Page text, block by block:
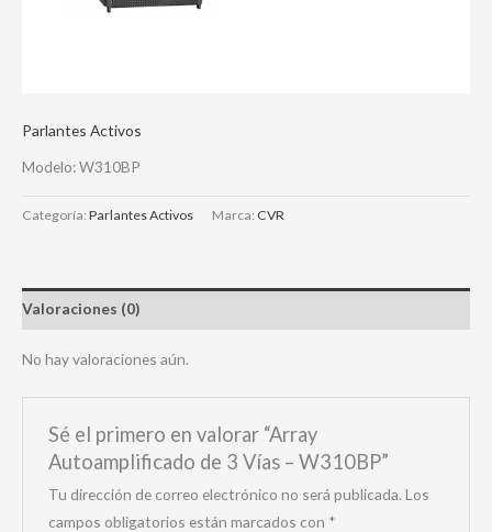
Parlantes Activos
Modelo: W310BP
Categoría: Parlantes Activos Marca: CVR
Valoraciones (0)
No hay valoraciones aún.
Sé el primero en valorar “Array
Autoamplificado de 3 Vías – W310BP”
Tu dirección de correo electrónico no será publicada. Los
campos obligatorios están marcados con *